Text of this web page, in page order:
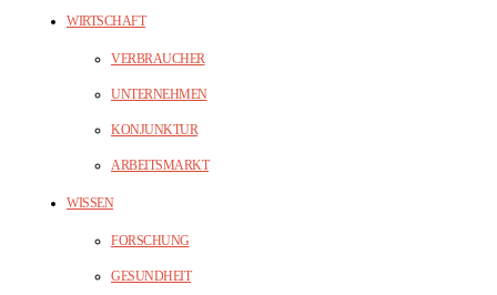
WIRTSCHAFT
VERBRAUCHER
UNTERNEHMEN
KONJUNKTUR
ARBEITSMARKT
WISSEN
FORSCHUNG
GESUNDHEIT